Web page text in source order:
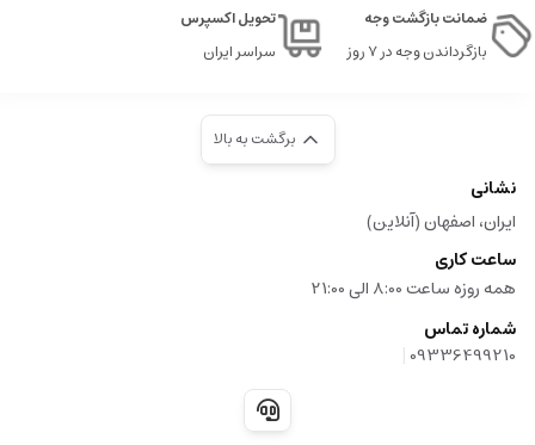
ضمانت بازگشت وجه
بازگرداندن وجه در ۷ روز
تحویل اکسپرس
سراسر ایران
برگشت به بالا
نشانی
ایران، اصفهان (آنلاین)
ساعت کاری
همه روزه ساعت 8:00 الی 21:00
شماره تماس
09336499210
|